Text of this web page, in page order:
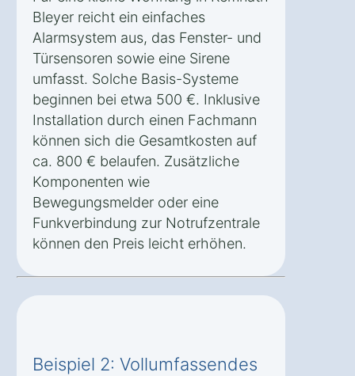
Bleyer reicht ein einfaches
Alarmsystem aus, das Fenster- und
Türsensoren sowie eine Sirene
umfasst. Solche Basis-Systeme
beginnen bei etwa 500 €. Inklusive
Installation durch einen Fachmann
können sich die Gesamtkosten auf
ca. 800 € belaufen. Zusätzliche
Komponenten wie
Bewegungsmelder oder eine
Funkverbindung zur Notrufzentrale
können den Preis leicht erhöhen.
Beispiel 2: Vollumfassendes